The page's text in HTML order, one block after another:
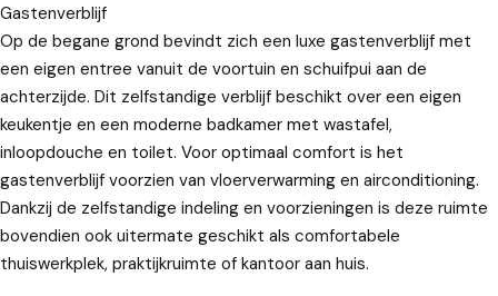
Gastenverblijf
Op de begane grond bevindt zich een luxe gastenverblijf met
een eigen entree vanuit de voortuin en schuifpui aan de
achterzijde. Dit zelfstandige verblijf beschikt over een eigen
keukentje en een moderne badkamer met wastafel,
inloopdouche en toilet. Voor optimaal comfort is het
gastenverblijf voorzien van vloerverwarming en airconditioning.
Dankzij de zelfstandige indeling en voorzieningen is deze ruimte
bovendien ook uitermate geschikt als comfortabele
thuiswerkplek, praktijkruimte of kantoor aan huis.